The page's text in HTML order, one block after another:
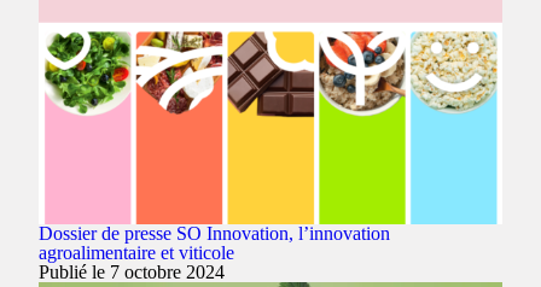
Dossier de presse SO Innovation, l’innovation
agroalimentaire et viticole
Publié le 7 octobre 2024